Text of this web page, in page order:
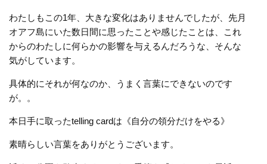
わたしもこの1年、大きな変化はありませんでしたが、先月
オアフ島にいた数日間に思ったことや感じたことは、これ
からのわたしに何らかの影響を与えるんだろうな、そんな
気がしています。
具体的にそれが何なのか、うまく言葉にできないのです
が。。
本日手に取ったtelling cardは《自分の領分だけをやる》
素晴らしい言葉をありがとうございます。